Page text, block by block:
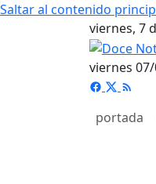
Saltar al contenido
viernes, 7
viernes
portada